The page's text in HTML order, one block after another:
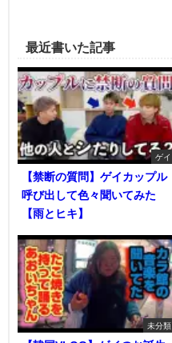
最近書いた記事
ゲイ
【禁断の質問】ゲイカップル
呼び出して色々聞いてみた
【雨とヒキ】
未分類